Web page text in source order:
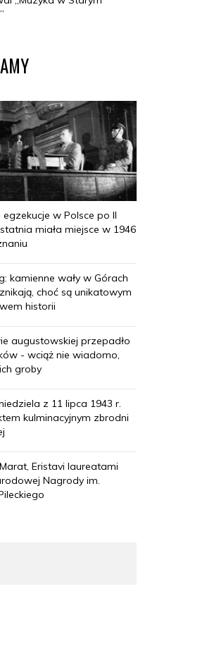
egzekucje w Polsce po II
miała miejsce w 1946
kamienne wały w Górach
choć są unikatowym
historii
augustowskiej przepadło
- wciąż nie wiadomo,
groby
z 11 lipca 1943 r.
kulminacyjnym zbrodni
Eristavi laureatami
Nagrody im.